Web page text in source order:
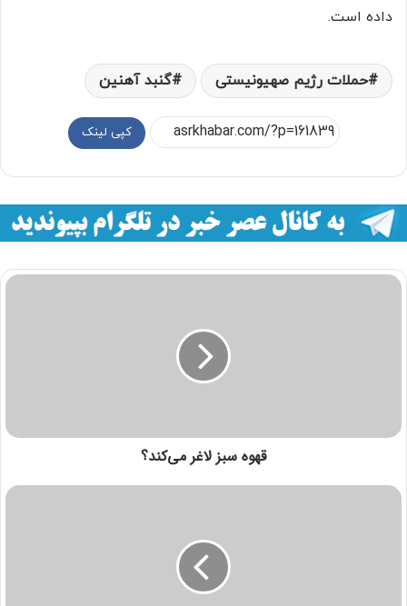
داده است.
حملات رژیم صهیونیستی گنبد آهنین
کپی لینک
قهوه سبز لاغر می‌کند؟